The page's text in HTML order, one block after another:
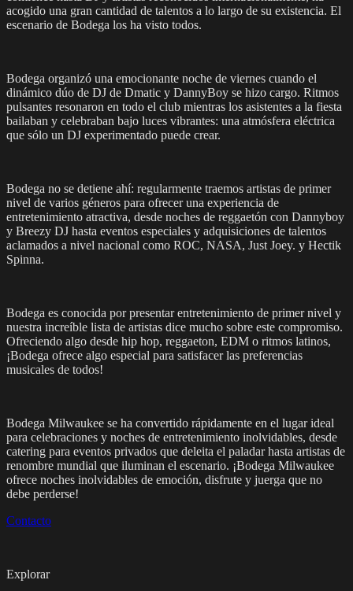
acogido una gran cantidad de talentos a lo largo de su existencia. El
escenario de Bodega los ha visto todos.
Bodega organizó una emocionante noche de viernes cuando el
dinámico dúo de DJ de Dmatic y DannyBoy se hizo cargo. Ritmos
pulsantes resonaron en todo el club mientras los asistentes a la fiesta
bailaban y celebraban bajo luces vibrantes: una atmósfera eléctrica
que sólo un DJ experimentado puede crear.
Bodega no se detiene ahí: regularmente traemos artistas de primer
nivel de varios géneros para ofrecer una experiencia de
entretenimiento atractiva, desde noches de reggaetón con Dannyboy
y Breezy DJ hasta eventos especiales y adquisiciones de talentos
aclamados a nivel nacional como ROC, NASA, Just Joey. y Hectik
Spinna.
Bodega es conocida por presentar entretenimiento de primer nivel y
nuestra increíble lista de artistas dice mucho sobre este compromiso.
Ofreciendo algo desde hip hop, reggaeton, EDM o ritmos latinos,
¡Bodega ofrece algo especial para satisfacer las preferencias
musicales de todos!
Bodega Milwaukee se ha convertido rápidamente en el lugar ideal
para celebraciones y noches de entretenimiento inolvidables, desde
catering para eventos privados que deleita el paladar hasta artistas de
renombre mundial que iluminan el escenario. ¡Bodega Milwaukee
ofrece noches inolvidables de emoción, disfrute y juerga que no
debe perderse!
Contacto
Explorar